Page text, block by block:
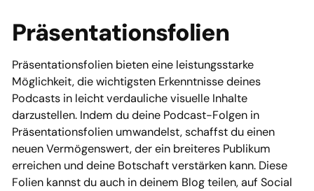
Präsentationsfolien
Präsentationsfolien bieten eine leistungsstarke
Möglichkeit, die wichtigsten Erkenntnisse deines
Podcasts in leicht verdauliche visuelle Inhalte
darzustellen. Indem du deine Podcast-Folgen in
Präsentationsfolien umwandelst, schaffst du einen
neuen Vermögenswert, der ein breiteres Publikum
erreichen und deine Botschaft verstärken kann. Diese
Folien kannst du auch in deinem Blog teilen, auf Social